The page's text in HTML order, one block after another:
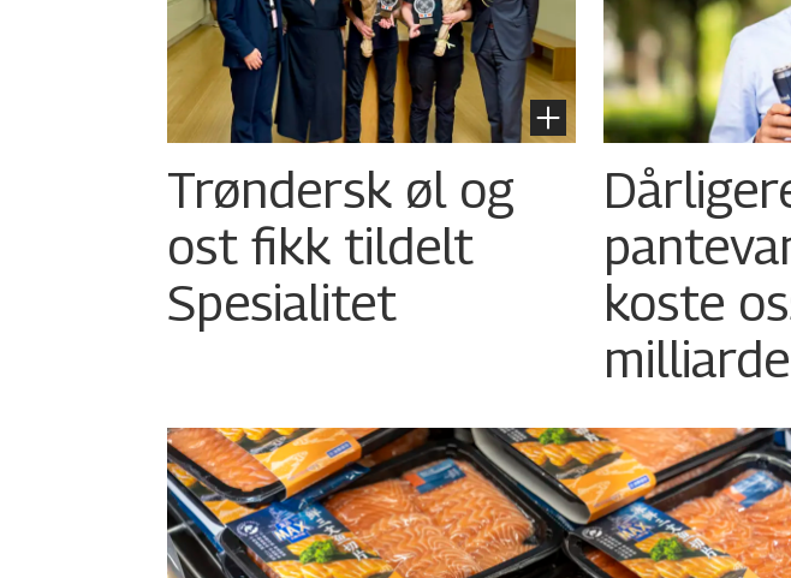
Trøndersk øl og
ost fikk tildelt
Spesialitet
koste